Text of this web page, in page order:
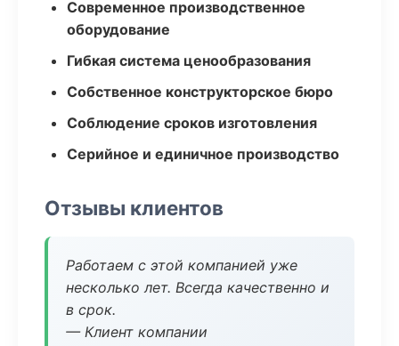
Современное производственное
оборудование
Гибкая система ценообразования
Собственное конструкторское бюро
Соблюдение сроков изготовления
Серийное и единичное производство
Отзывы клиентов
Работаем с этой компанией уже
несколько лет. Всегда качественно и
в срок.
— Клиент компании